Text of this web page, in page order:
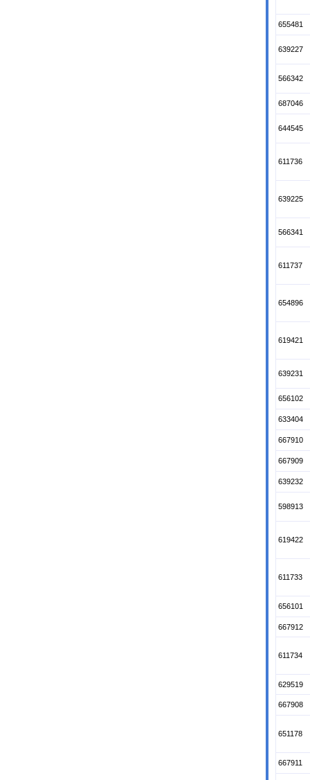
655481
639227
566342
687046
644545
611736
639225
566341
611737
654896
619421
639231
656102
633404
667910
667909
639232
598913
619422
611733
656101
667912
611734
629519
667908
651178
667911